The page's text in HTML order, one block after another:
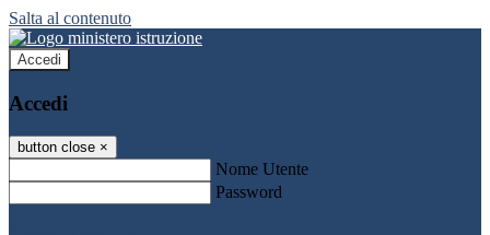
Salta al contenuto
Accedi
Accedi
button close ×
Nome Utente
Password